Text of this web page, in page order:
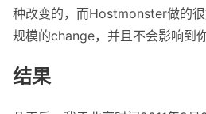
种改变的，而Hostmonster做的
规模的change，并且不会影响到
结果